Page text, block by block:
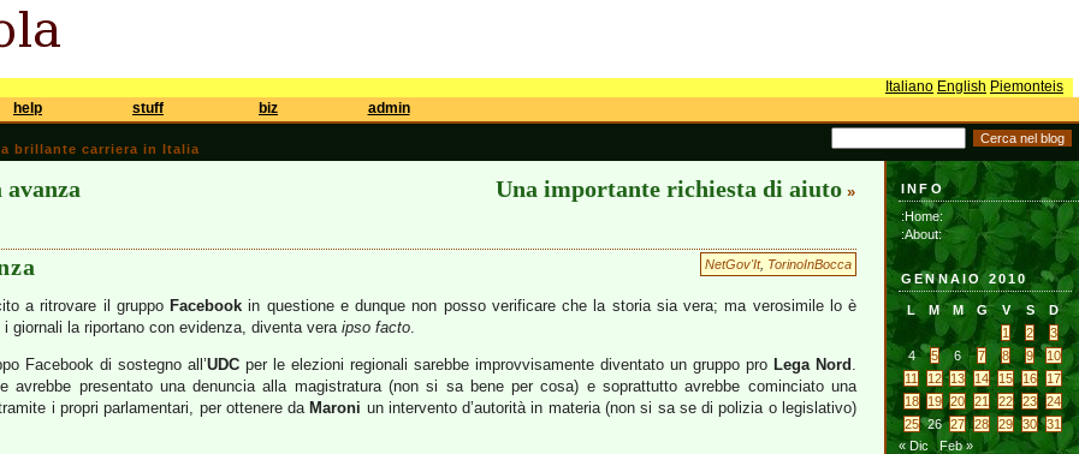
Italiano English Piemonteis
help stuff biz admin
brillante carriera in Italia
Una importante richiesta di aiuto »
NetGov'It, TorinoInBocca
a ritrovare il gruppo Facebook in questione e dunque non posso verificare che la storia sia vera; ma verosimile lo è
giornali la riportano con evidenza, diventa vera ipso facto.
Facebook di sostegno all’UDCper le elezioni regionali sarebbe improvvisamente diventato un gruppo pro Lega Nord .
avrebbe presentato una denuncia alla magistratura (non si sa bene per cosa) e soprattutto avrebbe cominciato una
i propri parlamentari, per ottenere da Maroni un intervento d’autorità in materia (non si sa se di polizia o legislativo)
INFO
:Home:
:About:
GENNAIO 2010
L M M G V S
D
1
2
3
4
5 6 7 8 9
10
11
12 13 14 15 16
17
18
19 20 21 22 23
24
25 26 27 28 29 30
31
« Dic
Feb »